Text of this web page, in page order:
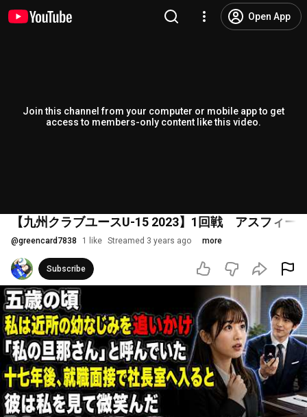
Open App
Join this channel from your computer or mobile app to get
access to members-only content like this video.
【九州クラブユースU-15 2023】1回戦 アスフィ
@greencard7838 1 like Streamed 3 years ago more
Subscribe